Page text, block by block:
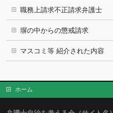
職務上請求不正請求弁護士
塀の中からの懲戒請求
マスコミ等 紹介された内容
ホーム